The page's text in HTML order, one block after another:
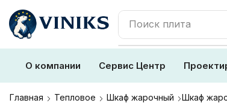
Поиск плита
О компании Сервис Центр
Главная Тепловое Шкаф жарочный Шкаф